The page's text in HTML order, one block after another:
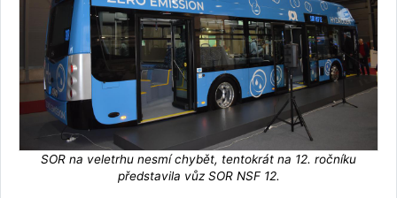
SOR na veletrhu nesmí chybět, tentokrát na 12. ročníku
představila vůz SOR NSF 12.